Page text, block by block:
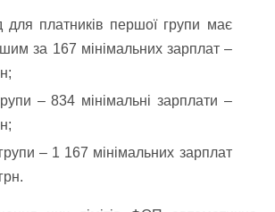
для платників першої групи має
за 167 мінімальних зарплат –
– 834 мінімальні зарплати –
– 1 167 мінімальних зарплат